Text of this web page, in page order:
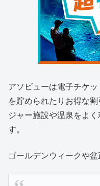
アソビューは電子チケ
を貯められたりお得な
ジャー施設や温泉をよ
す。
ゴールデンウィークや